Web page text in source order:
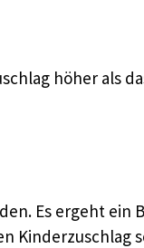
höher als
Es ergeht ein
Kinderzuschlag